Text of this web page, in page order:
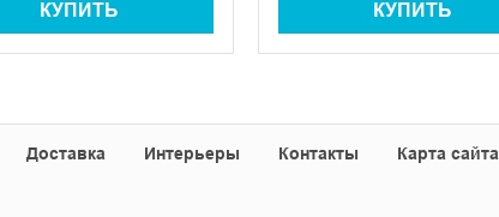
КУПИТЬ КУПИТЬ
Доставка Интерьеры Контакты
Карта сайта